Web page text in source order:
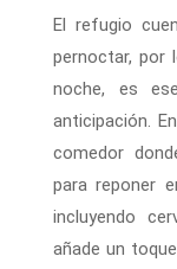
El refugio
pernoctar, por
noche, es
anticipación.
comedor
para reponer
incluyendo
añade un